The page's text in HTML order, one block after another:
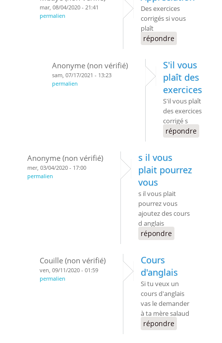
mar, 08/04/2020 - 21:41
permalien
Des exercices
corrigés si vous
plaît
répondre
Anonyme (non vérifié)
sam, 07/17/2021 - 13:23
permalien
S'il vous
plaît des
exercices
S'il vous plaît
des exercices
corrigé s
répondre
Anonyme (non vérifié)
mer, 03/04/2020 - 17:00
permalien
s il vous
plait pourrez
vous
s il vous plait
pourrez vous
ajoutez des cours
d anglais
répondre
Couille (non vérifié)
ven, 09/11/2020 - 01:59
permalien
Cours
d'anglais
Si tu veux un
cours d'anglais
vas le demander
à ta mère salaud
répondre